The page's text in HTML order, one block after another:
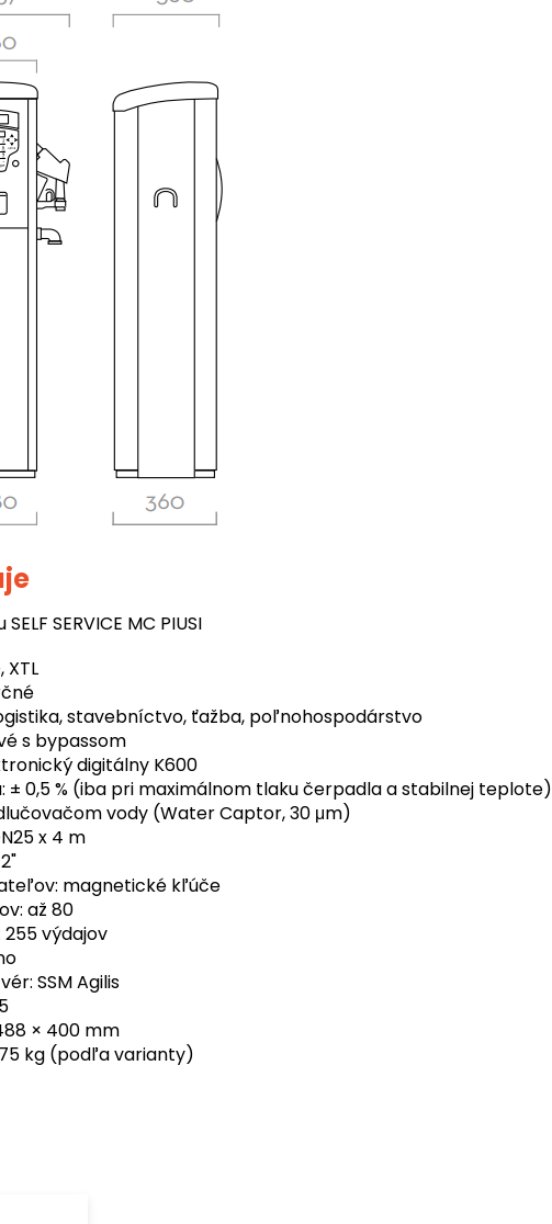
SERVICE MC PIUSI
XTL
stavebníctvo, ťažba, poľnohospodárstvo
s bypassom
digitálny K600
± 0,5 % (iba pri maximálnom tlaku čerpadla a stabilnej teplote)
vody (Water Captor, 30 μm)
x 4 m
magnetické kľúče
až 80
výdajov
SSM Agilis
× 400 mm
kg (podľa varianty)